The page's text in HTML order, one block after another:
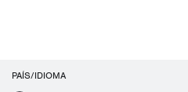
PAÍS/IDIOMA